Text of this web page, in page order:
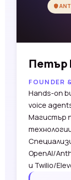
Петър
FOUNDER
Hands-on
voice
Магистър
OpenAI/
и Twilio/